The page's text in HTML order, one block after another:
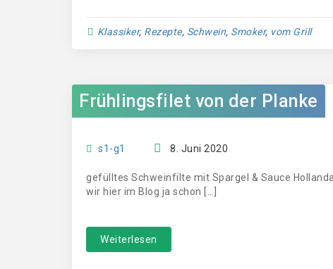
Klassiker, Rezepte, Schwein, Smoker, vom Grill
Frühlingsfilet von der Planke
s1-g1 8. Juni 2020
gefülltes Schweinfilte mit Spargel & Sauce
wir hier im Blog ja schon […]
Weiterlesen